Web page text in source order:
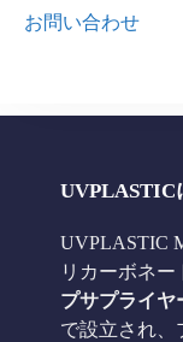
お問い合わせ
UVPLASTIC
UVPLASTIC
リカーボネ
プサプライヤ
で設立され、